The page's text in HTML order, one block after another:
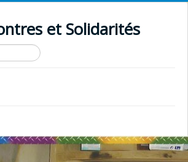
et Solidarités